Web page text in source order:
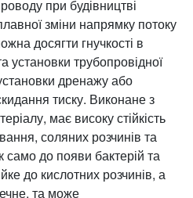
при будівництві
зміни напрямку потоку
досягти гнучкості в
установки трубопровідної
дренажу або
тиску. Виконане з
має високу стійкість
соляних розчинів та
само до появи бактерій та
до кислотних розчинів, а
та може